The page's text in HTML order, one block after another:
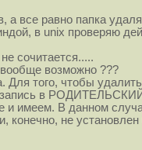
а все равно папка
в unix проверяю
сочитается.....
возможно ???
Для того, чтобы
в РОДИТЕЛЬСКИЙ
и имеем. В данном
конечно, не установлен